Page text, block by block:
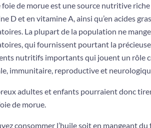
foie de morue est une source nutritive
D et en vitamine A, ainsi qu’en acides
La plupart de la population ne
qui fournissent pourtant la
nutritifs importants qui jouent un rôle
immunitaire, reproductive et
adultes et enfants pourraient donc
de morue.
consommer l’huile soit en mangeant